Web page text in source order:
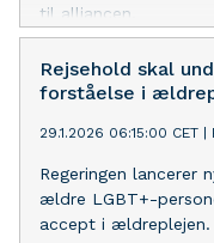
til alliancen.
Rejsehold skal
forståelse i
29.1.2026 06:15:00 CET
Regeringen lancerer
ældre LGBT+-
accept i ældreplejen.